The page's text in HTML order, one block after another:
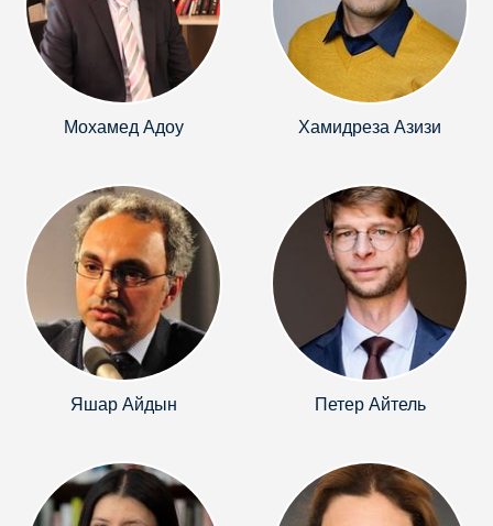
Мохамед Адоу Хамидреза Азизи
Яшар Айдын Петер Айтель